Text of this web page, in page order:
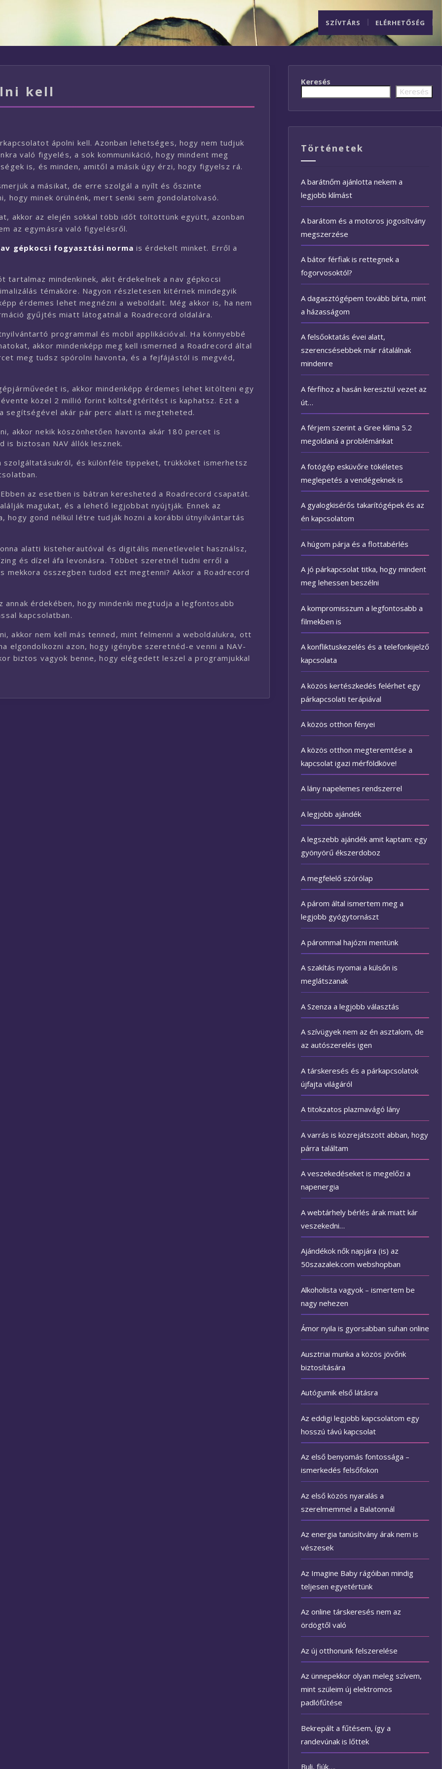
SZÍVTÁRS ELÉRHETŐSÉG
kell
ápolni kell. Azonban lehetséges, hogy nem tudjuk
való figyelés, a sok kommunikáció, hogy mindent meg
is, és minden, amitől a másik úgy érzi, hogy figyelsz rá.
a másikat, de erre szolgál a nyílt és őszinte
hogy minek örülnénk, mert senki sem gondolatolvasó.
akkor az elején sokkal több időt töltöttünk együtt, azonban
az egymásra való figyelésről.
gépkocsi fogyasztási norma is érdekelt minket. Erről a
tartalmaz mindenkinek, akit érdekelnek a nav gépkocsi
témaköre. Nagyon részletesen kitérnek mindegyik
érdemes lehet megnézni a weboldalt. Még akkor is, ha nem
gyűjtés miatt látogatnál a Roadrecord oldalára.
programmal és mobil applikációval. Ha könnyebbé
akkor mindenképp meg kell ismerned a Roadrecord által
meg tudsz spórolni havonta, és a fejfájástól is megvéd,
is, akkor mindenképp érdemes lehet kitölteni egy
közel 2 millió forint költségtérítést is kaphatsz. Ezt a
segítségével akár pár perc alatt is megteheted.
akkor nekik köszönhetően havonta akár 180 percet is
is biztosan NAV állók lesznek.
és különféle tippeket, trükköket ismerhetsz
az esetben is bátran keresheted a Roadrecord csapatát.
magukat, és a lehető legjobbat nyújtják. Ennek az
hogy gond nélkül létre tudják hozni a korábbi útnyilvántartás
alatti kisteherautóval és digitális menetlevelet használsz,
és dízel áfa levonásra. Többet szeretnél tudni erről a
összegben tudod ezt megtenni? Akkor a Roadrecord
érdekében, hogy mindenki megtudja a legfontosabb
kapcsolatban.
akkor nem kell más tenned, mint felmenni a weboldalukra, ott
elgondolkozni azon, hogy igénybe szeretnéd-e venni a NAV-
biztos vagyok benne, hogy elégedett leszel a programjukkal
Keresés
Keresés
Történetek
A barátnőm ajánlotta nekem a
legjobb klímást
A barátom és a motoros jogosítvány
megszerzése
A bátor férfiak is rettegnek a
fogorvosoktól?
A dagasztógépem tovább bírta, mint
a házasságom
A felsőoktatás évei alatt,
szerencsésebbek már rátalálnak
mindenre
A férfihoz a hasán keresztül vezet az
út…
A férjem szerint a Gree klíma 5.2
megoldaná a problémánkat
A fotógép esküvőre tökéletes
meglepetés a vendégeknek is
A gyalogkisérős takarítógépek és az
én kapcsolatom
A húgom párja és a flottabérlés
A jó párkapcsolat titka, hogy mindent
meg lehessen beszélni
A kompromisszum a legfontosabb a
filmekben is
A konfliktuskezelés és a telefonkijelző
kapcsolata
A közös kertészkedés felérhet egy
párkapcsolati terápiával
A közös otthon fényei
A közös otthon megteremtése a
kapcsolat igazi mérföldköve!
A lány napelemes rendszerrel
A legjobb ajándék
A legszebb ajándék amit kaptam: egy
gyönyörű ékszerdoboz
A megfelelő szórólap
A párom által ismertem meg a
legjobb gyógytornászt
A párommal hajózni mentünk
A szakítás nyomai a külsőn is
meglátszanak
A Szenza a legjobb választás
A szívügyek nem az én asztalom, de
az autószerelés igen
A társkeresés és a párkapcsolatok
újfajta világáról
A titokzatos plazmavágó lány
A varrás is közrejátszott abban, hogy
párra találtam
A veszekedéseket is megelőzi a
napenergia
A webtárhely bérlés árak miatt kár
veszekedni…
Ajándékok nők napjára (is) az
50szazalek.com webshopban
Alkoholista vagyok – ismertem be
nagy nehezen
Ámor nyila is gyorsabban suhan online
Ausztriai munka a közös jövőnk
biztosítására
Autógumik első látásra
Az eddigi legjobb kapcsolatom egy
hosszú távú kapcsolat
Az első benyomás fontossága –
ismerkedés felsőfokon
Az első közös nyaralás a
szerelmemmel a Balatonnál
Az energia tanúsítvány árak nem is
vészesek
Az Imagine Baby rágóiban mindig
teljesen egyetértünk
Az online társkeresés nem az
ördögtől való
Az új otthonunk felszerelése
Az ünnepekkor olyan meleg szívem,
mint szüleim új elektromos
padlófűtése
Bekrepált a fűtésem, így a
randevúnak is lőttek
Buli, fiúk….